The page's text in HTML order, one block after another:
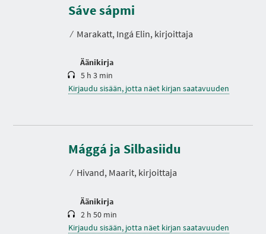
Sáve sápmi
⁄ Marakatt, Ingá Elin, kirjoittaja
Äänikirja
s
t
5 h 3 min
Kirjaudu sisään, jotta näet kirjan saatavuuden
Mággá ja Silbasiidu
⁄ Hivand, Maarit, kirjoittaja
Äänikirja
K
s
t
2 h 50 min
Kirjaudu sisään, jotta näet kirjan saatavuuden